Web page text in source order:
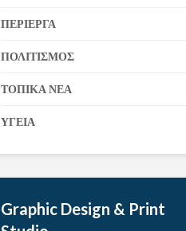
ΠΕΡΙΕΡΓΑ
ΠΟΛΙΤΙΣΜΟΣ
ΤΟΠΙΚΑ ΝΕΑ
ΥΓΕΙΑ
Graphic Design & Print